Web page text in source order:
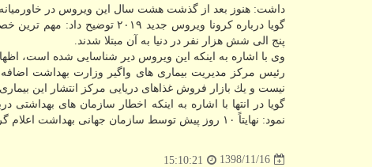
داشت: هنوز بعد از گذشت هشت سال این ویروس در
پنج الی شش هزار نفر در دنیا به آن مبتلا شدند.
وی با اشاره به اینكه این ویروس دیر شناسایی شده است،
رئیس مركز مدیریت بیماری های واگیر وزارت بهداشت
نیست و یك بازار فروش غذاهای دریایی مركز انتشار این
گویا در انتها با اشاره به اینكه اخطار سازمان های بهداشتی
نمود: نهایتاً ۱۰ روز پیش توسط سازمان جهانی بهداشت اعلام گردید كه اخطار در مورد همه گیری این ویروس فوریت دارد.
1398/11/16
15:10:21